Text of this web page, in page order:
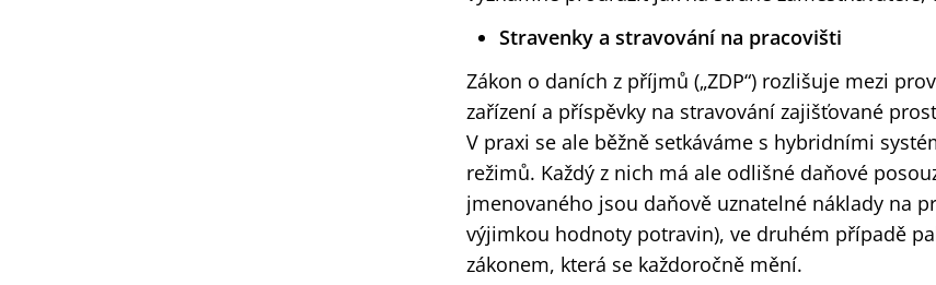
Stravenky a stravování na pracovišti
Zákon o daních z příjmů („ZDP“) rozlišuje mezi
zařízení a příspěvky na stravování zajišťované
V praxi se ale běžně setkáváme s hybridními
režimů. Každý z nich má ale odlišné daňové
jmenovaného jsou daňově uznatelné náklady na
výjimkou hodnoty potravin), ve druhém případě
zákonem, která se každoročně mění.